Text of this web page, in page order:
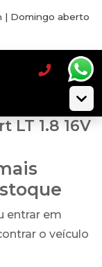
| Domingo aberto
LT 1.8 16V
entrar em
o veículo